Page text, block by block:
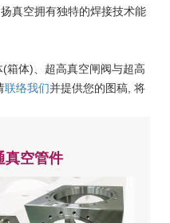
真空拥有独特的焊接技术能
(箱体) 、超高真空闸阀与超高
联络我们并提供您的图稿, 将
真空管件